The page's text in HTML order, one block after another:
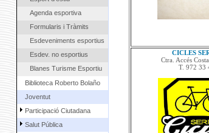
Agenda esportiva
Formularis i Tràmits
Esdeveniments esportius
Esdev. no esportius
Blanes Turisme Esportiu
Biblioteca Roberto Bolaño
Joventut
Participació Ciutadana
Salut Pública
CICLES
Ctra. Accés
T. 972 33